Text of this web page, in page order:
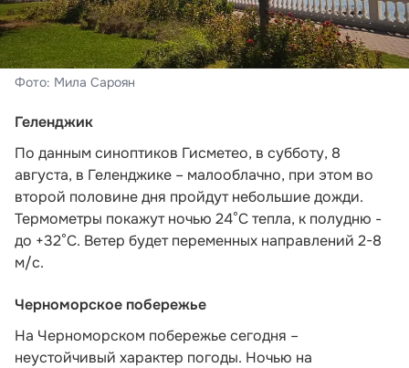
Фото: Мила Сароян
Геленджик
По данным синоптиков Гисметео, в субботу, 8
августа, в Геленджике – малооблачно, при этом во
второй половине дня пройдут небольшие дожди.
Термометры покажут ночью 24°C тепла, к полудню -
до +32°C. Ветер будет переменных направлений 2-8
м/с.
Черноморское побережье
На Черноморском побережье сегодня –
неустойчивый характер погоды. Ночью на